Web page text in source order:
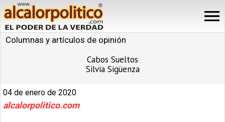
Columnas y artículos de opinión
Cabos Sueltos
Silvia Sigüenza
04 de enero de 2020
alcalorpolitico.com